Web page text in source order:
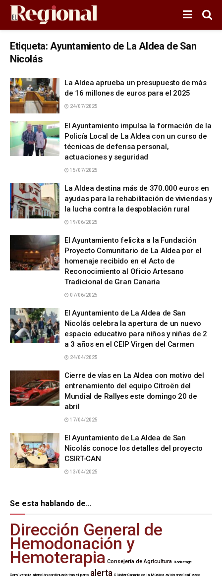
Etiqueta: Ayuntamiento de La Aldea de San
Nicolás
La Aldea aprueba un presupuesto de más
de 16 millones de euros para el 2025
24/07/2025
El Ayuntamiento impulsa la formación de la
Policía Local de La Aldea con un curso de
técnicas de defensa personal,
actuaciones y seguridad
15/07/2025
La Aldea destina más de 370.000 euros en
ayudas para la rehabilitación de viviendas y
la lucha contra la despoblación rural
19/06/2025
El Ayuntamiento felicita a la Fundación
Proyecto Comunitario de La Aldea por el
homenaje recibido en el Acto de
Reconocimiento al Oficio Artesano
Tradicional de Gran Canaria
07/06/2025
El Ayuntamiento de La Aldea de San
Nicolás celebra la apertura de un nuevo
espacio educativo para niños y niñas de 2
a 3 años en el CEIP Virgen del Carmen
24/04/2025
Cierre de vías en La Aldea con motivo del
entrenamiento del equipo Citroën del
Mundial de Rallyes este domingo 20 de
abril
17/04/2025
El Ayuntamiento de La Aldea de San
Nicolás conoce los detalles del proyecto
CSIRT-CAN
13/04/2025
Se esta hablando de…
Dirección General de
Hemodonación y
Hemoterapia Consejería de Agricultura Backstage
Convivencia atención continuada tras el parto alerta Clúster Canario de la Música avión medicalizado